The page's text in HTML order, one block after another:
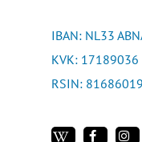
IBAN: NL33
KVK: 17189036
RSIN: